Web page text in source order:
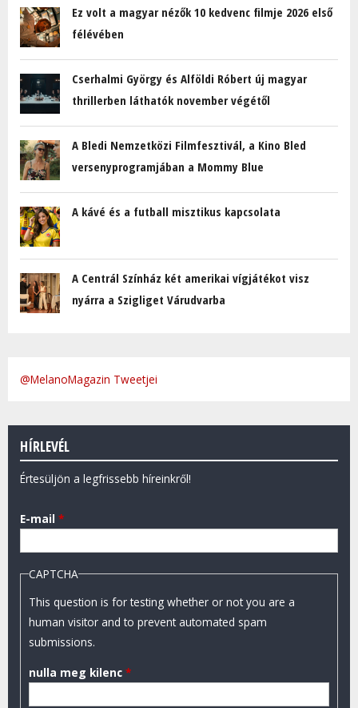
Ez volt a magyar nézők 10 kedvenc filmje 2026 első
félévében
Cserhalmi György és Alföldi Róbert új magyar
thrillerben láthatók november végétől
A Bledi Nemzetközi Filmfesztivál, a Kino Bled
versenyprogramjában a Mommy Blue
A kávé és a futball misztikus kapcsolata
A Centrál Színház két amerikai vígjátékot visz
nyárra a Szigliget Várudvarba
@MelanoMagazin Tweetjei
HÍRLEVÉL
Értesüljön a legfrissebb híreinkről!
E-mail *
CAPTCHA
This question is for testing whether or not you are a
human visitor and to prevent automated spam
submissions.
nulla meg kilenc *